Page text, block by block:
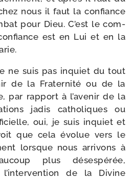
nous il faut la confiance
pour Dieu. C’est le com­
est en Lui et en la
ne suis pas inquiet du tout
de la Fraternité ou de la
par rap­port à l’avenir de la
jadis catho­liques ou
oui, je suis inquiet et
que cela évo­lue vers le
lorsque nous arri­vons à
plus déses­pé­rée,
de la Divine